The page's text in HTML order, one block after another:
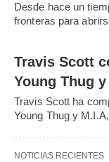
Desde hace un
fronteras para
Travis Scott
Young Thug
Travis Scott ha
Young Thug y
NOTICIAS RECIENTES